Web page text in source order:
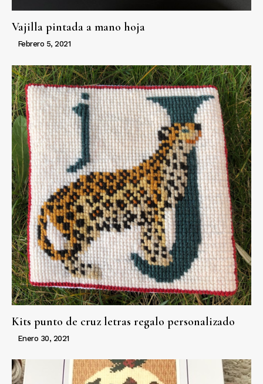
Vajilla pintada a mano hoja
Febrero 5, 2021
Kits punto de cruz letras regalo personalizado
Enero 30, 2021